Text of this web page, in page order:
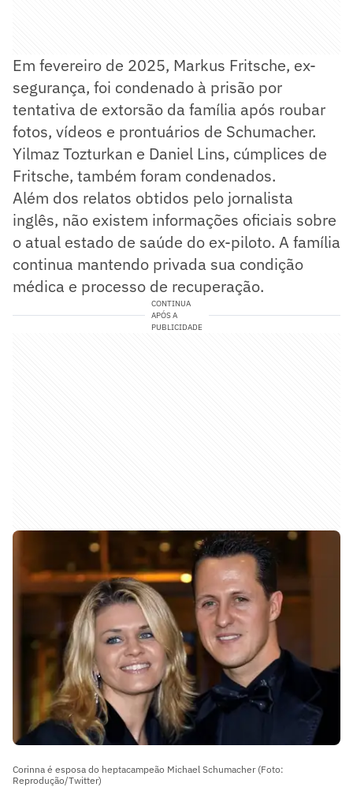
Em fevereiro de 2025, Markus Fritsche, ex-
segurança, foi condenado à prisão por
tentativa de extorsão da família após roubar
fotos, vídeos e prontuários de Schumacher.
Yilmaz Tozturkan e Daniel Lins, cúmplices de
Fritsche, também foram condenados.
Além dos relatos obtidos pelo jornalista
inglês, não existem informações oficiais sobre
o atual estado de saúde do ex-piloto. A família
continua mantendo privada sua condição
médica e processo de recuperação.
CONTINUA
APÓS A
PUBLICIDADE
Corinna é esposa do heptacampeão Michael Schumacher (Foto:
Reprodução/Twitter)